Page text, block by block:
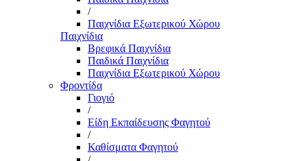
/
Παιχνίδια Εξωτερικού Χώρου
Παιχνίδια
Βρεφικά Παιχνίδια
Παιδικά Παιχνίδια
Παιχνίδια Εξωτερικού Χώρου
Φροντίδα
Γιογιό
/
Είδη Εκπαίδευσης Φαγητού
/
Καθίσματα Φαγητού